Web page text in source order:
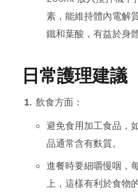
素，能維持體內電解
鐵和葉酸，有益於身
日常護理建議
飲食方面：
避免食用加工食品，
品通常含有麩質。
進餐時要細嚼慢咽，
上，這樣有利於食物